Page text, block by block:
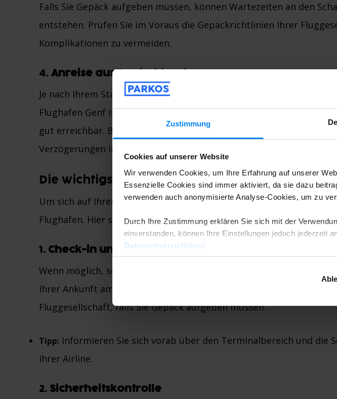
Zustimmung
Cookies auf unserer Website
Wir verwenden Cookies, um Ihre Erfahrung auf unserer
Essenzielle Cookies sind immer aktiviert, da sie dazu
verwenden auch anonymisierte Analyse-Cookies, um zu
Durch Ihre Zustimmung erklären Sie sich mit der
einverstanden, können Ihre Einstellungen jedoch jederzeit
Datenschutzrichtlinie
Falls Sie Gepäck aufgeben müssen, können Wartezeiten an den
entstehen. Prüfen Sie im Voraus die Gepäckrichtlinien Ihrer
Komplikationen zu vermeiden.
4. Anreise aus Deutschland
Je nach Ihrem Startpunkt in Deutschland kann die Reisezeit
Flughafen Genf ist sowohl mit dem Auto als auch mit öffentlichen
gut erreichbar. Berücksichtigen Sie jedoch mögliche
Verzögerungen im Bahnverkehr.
Die wichtigsten Schritte vor dem Abflug
Um sich auf Ihren Flug vorzubereiten, durchlaufen Sie mehrere
Flughafen. Hier sind die wichtigsten Schritte:
1. Check-in und Gepäckaufgabe
Wenn möglich, sollten Sie den Online-Check-in nutzen, um Zeit zu
Ihrer Ankunft am Flughafen begeben Sie sich zum Check-in-Schalter
Fluggesellschaft, falls Sie Gepäck aufgeben müssen.
Tipp: Informieren Sie sich vorab über den Terminalbereich und die
Ihrer Airline.
2. Sicherheitskontrolle